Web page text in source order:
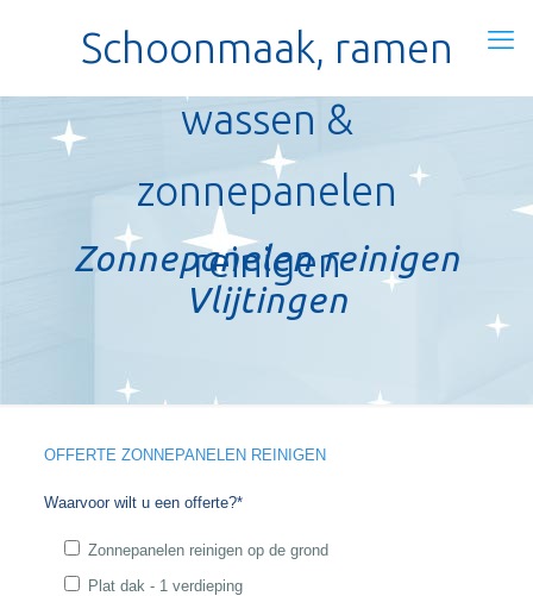
Schoonmaak, ramen
wassen &
zonnepanelen
reinigen
Zonnepanelen reinigen
Vlijtingen
OFFERTE ZONNEPANELEN REINIGEN
Waarvoor wilt u een offerte?*
Zonnepanelen reinigen op de grond
Plat dak - 1 verdieping